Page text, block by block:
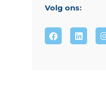
Volg ons: